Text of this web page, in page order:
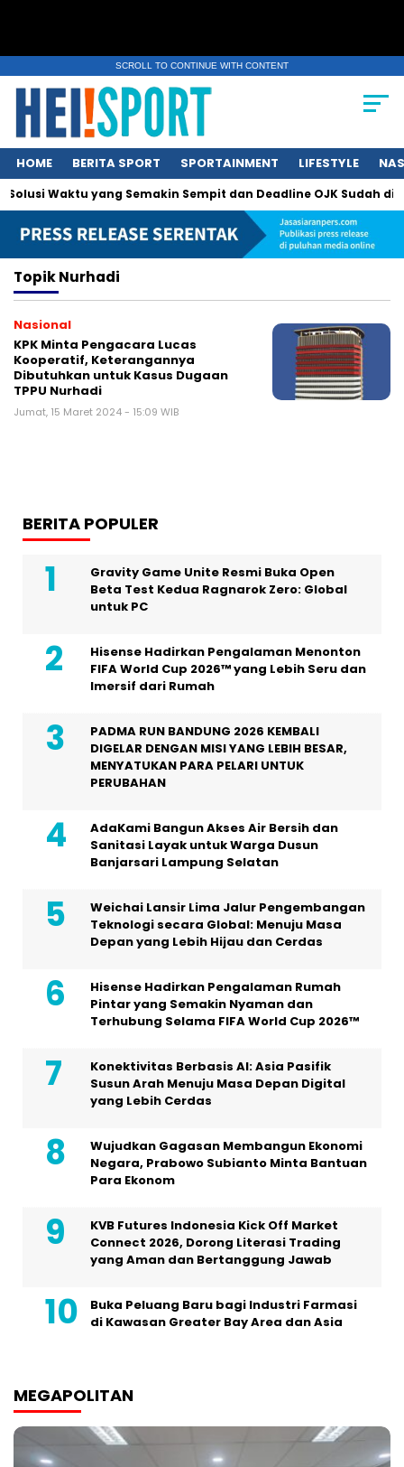
SCROLL TO CONTINUE WITH CONTENT
HOME BERITA SPORT SPORTAINMENT LIFESTYLE
Waktu yang Semakin Sempit dan Deadline OJK Sudah di
TopikNurhadi
Nasional
KPK Minta Pengacara Lucas
Kooperatif, Keterangannya
Dibutuhkan untuk Kasus Dugaan
TPPU Nurhadi
Jumat, 15 Maret 2024 - 15:09 WIB
BERITA POPULER
Gravity Game Unite Resmi Buka Open
Beta Test Kedua Ragnarok Zero: Global
untuk PC
Hisense Hadirkan Pengalaman Menonton
FIFA World Cup 2026™ yang Lebih Seru dan
Imersif dari Rumah
PADMA RUN BANDUNG 2026 KEMBALI
DIGELAR DENGAN MISI YANG LEBIH BESAR,
MENYATUKAN PARA PELARI UNTUK
PERUBAHAN
AdaKami Bangun Akses Air Bersih dan
Sanitasi Layak untuk Warga Dusun
Banjarsari Lampung Selatan
Weichai Lansir Lima Jalur Pengembangan
Teknologi secara Global: Menuju Masa
Depan yang Lebih Hijau dan Cerdas
Hisense Hadirkan Pengalaman Rumah
Pintar yang Semakin Nyaman dan
Terhubung Selama FIFA World Cup 2026™
Konektivitas Berbasis AI: Asia Pasifik
Susun Arah Menuju Masa Depan Digital
yang Lebih Cerdas
Wujudkan Gagasan Membangun Ekonomi
Negara, Prabowo Subianto Minta Bantuan
Para Ekonom
KVB Futures Indonesia Kick Off Market
Connect 2026, Dorong Literasi Trading
yang Aman dan Bertanggung Jawab
Buka Peluang Baru bagi Industri Farmasi
di Kawasan Greater Bay Area dan Asia
MEGAPOLITAN